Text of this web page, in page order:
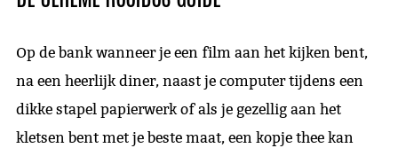
Op de bank wanneer je een film aan het kijken bent,
na een heerlijk diner, naast je computer tijdens een
dikke stapel papierwerk of als je gezellig aan het
kletsen bent met je beste maat, een kopje thee kan